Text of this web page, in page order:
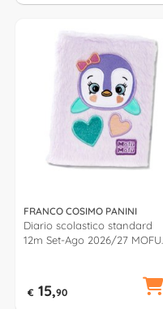
FRANCO COSIMO PANINI
Diario scolastico standard
12m Set-Ago 2026/27 MOFU
€ 15,90